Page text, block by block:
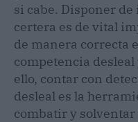
si cabe. Disponer
certera es de vital
de manera correcta
competencia desleal
ello, contar con
desleal es la
combatir y solventar